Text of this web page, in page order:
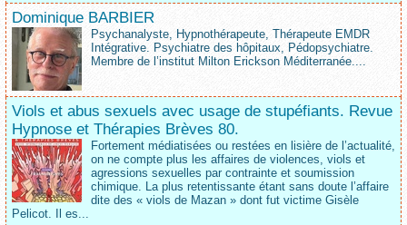
Dominique BARBIER
Psychanalyste, Hypnothérapeute, Thérapeute EMDR
Intégrative. Psychiatre des hôpitaux, Pédopsychiatre.
Membre de l’institut Milton Erickson Méditerranée....
Viols et abus sexuels avec usage de stupéfiants. Revue
Hypnose et Thérapies Brèves 80.
Fortement médiatisées ou restées en lisière de l’actualité,
on ne compte plus les affaires de violences, viols et
agressions sexuelles par contrainte et soumission
chimique. La plus retentissante étant sans doute l’affaire
dite des « viols de Mazan » dont fut victime Gisèle
Pelicot. Il es...